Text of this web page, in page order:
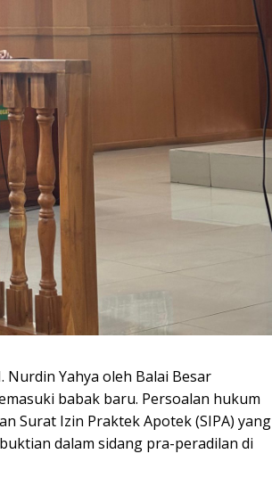
Yahya oleh Balai Besar
babak baru. Persoalan hukum
Surat Izin Praktek Apotek (SIPA) yang
dalam sidang pra-peradilan di